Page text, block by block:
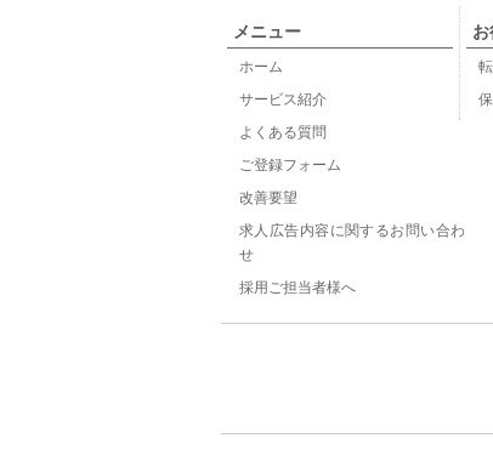
メニュー
ホーム
サービス紹介
よくある質問
ご登録フォーム
改善要望
求人広告内容に関するお問い合わ
せ
採用ご担当者様へ